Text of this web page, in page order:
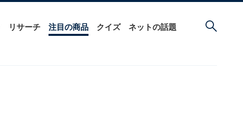
リサーチ 注目の商品 クイズ ネットの話題